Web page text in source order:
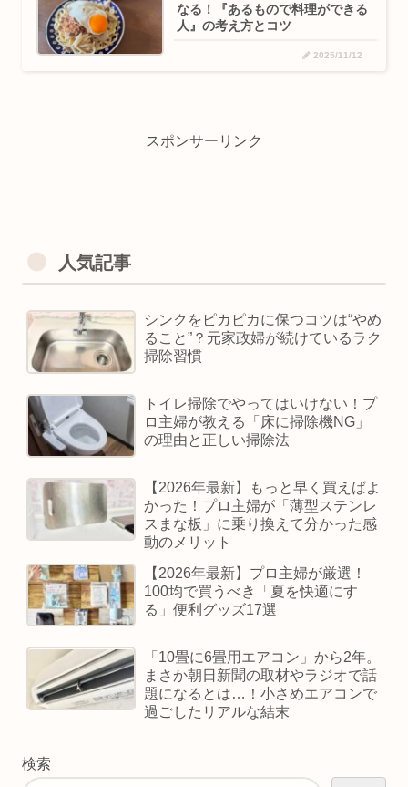
なる！『あるもので料理ができる
人』の考え方とコツ
2025/11/12
スポンサーリンク
人気記事
シンクをピカピカに保つコツは“やめ
ること”？元家政婦が続けているラク
掃除習慣
トイレ掃除でやってはいけない！プ
ロ主婦が教える「床に掃除機NG」
の理由と正しい掃除法
【2026年最新】もっと早く買えばよ
かった！プロ主婦が「薄型ステンレ
スまな板」に乗り換えて分かった感
動のメリット
【2026年最新】プロ主婦が厳選！
100均で買うべき「夏を快適にす
る」便利グッズ17選
「10畳に6畳用エアコン」から2年。
まさか朝日新聞の取材やラジオで話
題になるとは…！小さめエアコンで
過ごしたリアルな結末
検索